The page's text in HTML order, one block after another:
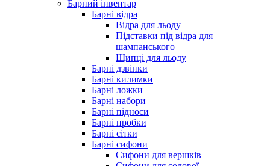
Барний інвентар
Барні відра
Відра для льоду
Підставки під відра для
шампанського
Щипці для льоду
Барні дзвінки
Барні килимки
Барні ложки
Барні набори
Барні підноси
Барні пробки
Барні сітки
Барні сифони
Сифони для вершків